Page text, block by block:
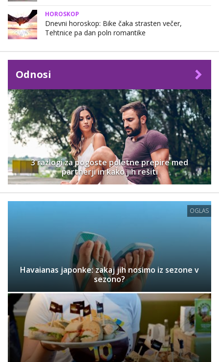
HOROSKOP
Dnevni horoskop: Bike čaka strasten večer,
Tehtnice pa dan poln romantike
Odnosi
3 razlogi za pogoste poletne prepire med
partnerji in kako jih rešiti
OGLAS
Havaianas japonke: zakaj jih nosimo iz sezone v
sezono?